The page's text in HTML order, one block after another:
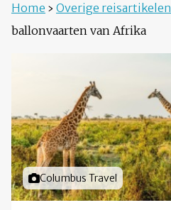
Home › Overige reisartikelen
ballonvaarten van Afrika
Foto door
Columbus Travel